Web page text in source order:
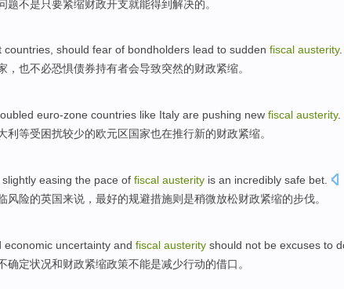
题不是只要紧缩财政开支就能得到 解决的。
countries, should fear of bondholders lead to sudden fiscal austerity.
， 也不必恐惧债券持有者会导致突然的财政紧缩。
euro-zone countries like Italy are pushing new fiscal austerity.
利等受困扰较少的欧元区国家也在推行新的财政紧缩。
slightly easing the pace of fiscal austerity is an incredibly safe bet.
风险的英国来说，最好的规避措施则是稍微放松财政紧缩的步伐。
economic uncertainty and fiscal austerity should not be excuses to
确定状况和财政紧缩政策不能是减少行动的借口 。